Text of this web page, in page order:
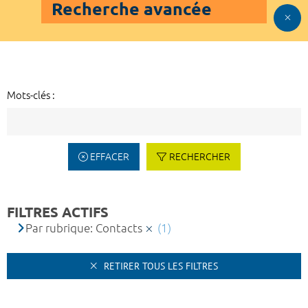
Recherche avancée
Mots-clés :
EFFACER RECHERCHER
FILTRES ACTIFS
Par rubrique: Contacts (1)
RETIRER TOUS LES FILTRES